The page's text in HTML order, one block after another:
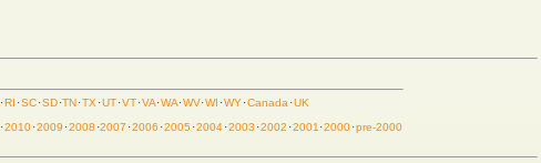
·RI ·SC·SD·TN·TX ·UT·VT·VA·WA·WV·WI ·WY·Canada ·UK
·2010·2009 ·2008 ·2007 ·2006 ·2005 ·2004·2003 ·2002 ·2001 ·2000·pre-2000